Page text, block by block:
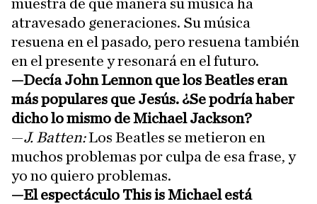
muestra de qué manera su música ha
atravesado generaciones. Su música
resuena en el pasado, pero resuena también
en el presente y resonará en el futuro.
—Decía John Lennon que los Beatles eran
más populares que Jesús. ¿Se podría haber
dicho lo mismo de Michael Jackson?
—J. Batten:Los Beatles se metieron en
muchos problemas por culpa de esa frase, y
yo no quiero problemas.
—El espectáculo This is Michael está